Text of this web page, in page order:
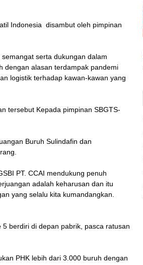
Indonesia disambut oleh pimpinan
serta dukungan dalam
dengan alasan terdampak pandemi
logistik terhadap kawan-kawan yang
tersebut Kepada pimpinan SBGTS-
Buruh Sulindafin dan
PT. CCAI mendukung penuh
adalah keharusan dan itu
yang selalu kita kumandangkan.
berdiri di depan pabrik, pasca ratusan
PHK lebih dari 3.000 buruh dengan